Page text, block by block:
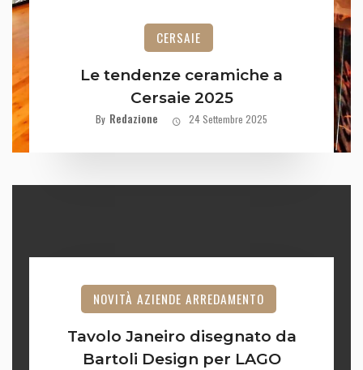
CERSAIE
Le tendenze ceramiche a
Cersaie 2025
By Redazione 24 Settembre 2025
NOVITÀ AZIENDE ARREDAMENTO
Tavolo Janeiro disegnato da
Bartoli Design per LAGO